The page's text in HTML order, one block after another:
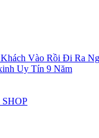
Vào Rồi Đi Ra
Uy Tín 9 Năm